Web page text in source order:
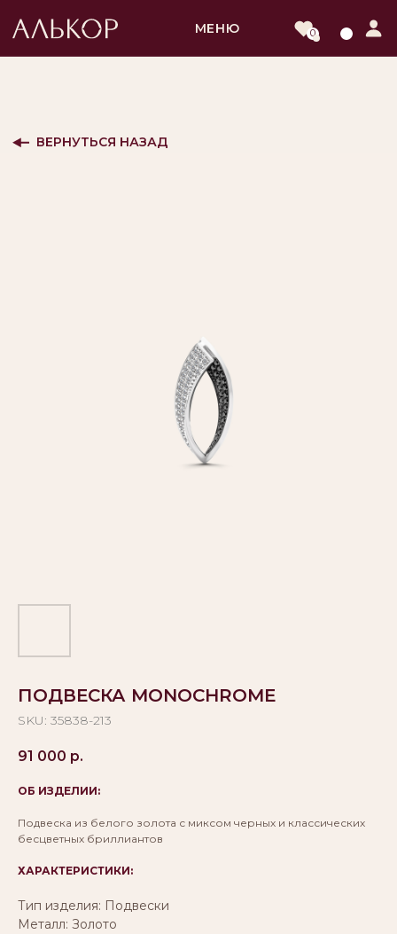
0
ПОДВЕСКА MONOCHROME
SKU: 35838-213
91 000 р.
ОБ ИЗДЕЛИИ:
Подвеска из белого золота с миксом черных и классических
бесцветных бриллиантов
ХАРАКТЕРИСТИКИ:
Тип изделия: Подвески
Металл: Золото